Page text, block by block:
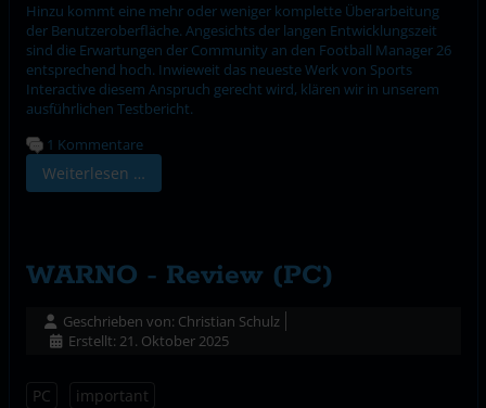
Hinzu kommt eine mehr oder weniger komplette Überarbeitung
der Benutzeroberfläche. Angesichts der langen Entwicklungszeit
sind die Erwartungen der Community an den Football Manager 26
entsprechend hoch. Inwieweit das neueste Werk von Sports
Interactive diesem Anspruch gerecht wird, klären wir in unserem
ausführlichen Testbericht.
1 Kommentare
Weiterlesen …
WARNO - Review (PC)
Geschrieben von: Christian Schulz
Erstellt: 21. Oktober 2025
PC important